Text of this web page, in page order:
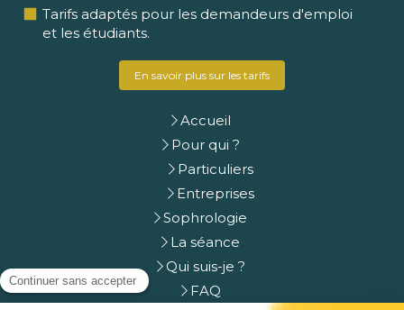
Tarifs adaptés pour les demandeurs d'emploi
et les étudiants.
En savoir plus sur les tarifs
Accueil
Pour qui ?
Particuliers
Entreprises
Sophrologie
La séance
Qui suis-je ?
FAQ